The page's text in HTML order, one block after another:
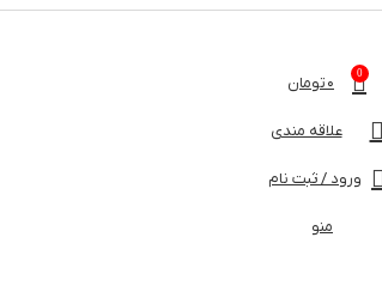
0
0تومان
علاقه مندی
ورود / ثبت نام
منو